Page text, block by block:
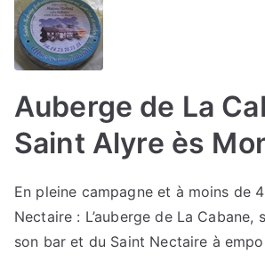
Auberge de La
Saint Alyre ès
En pleine campagne et à moins de
Nectaire : L’auberge de La Cabane,
son bar et du Saint Nectaire à